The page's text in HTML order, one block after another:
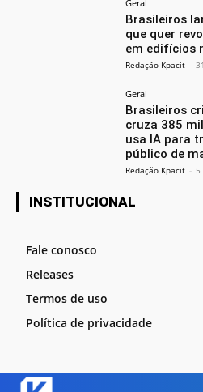
Geral
Brasileiros
que quer
em edifícios
Redação Kpacit -
Geral
Brasileiros
cruza 385
usa IA para
público de
Redação Kpacit - 5
INSTITUCIONAL
Fale conosco
Releases
Termos de uso
Política de privacidade